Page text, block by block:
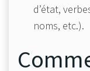
d’état,
noms, etc.).